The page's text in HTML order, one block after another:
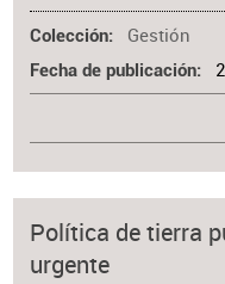
Colección Gestión
Fecha de publicación
Política de tierra
urgente